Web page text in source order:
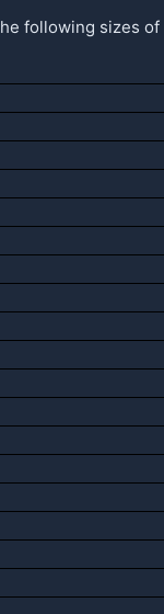
following sizes